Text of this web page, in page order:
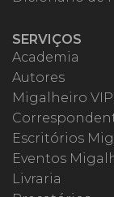
SERVIÇOS
Academia
Autores
Migalheiro VIP
Escritórios
Eventos
Livraria